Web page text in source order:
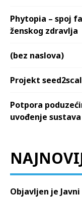
Phytopia – spoj
ženskog zdravlja
(bez naslova)
Projekt
Potpora
uvođenje
Objavljen je